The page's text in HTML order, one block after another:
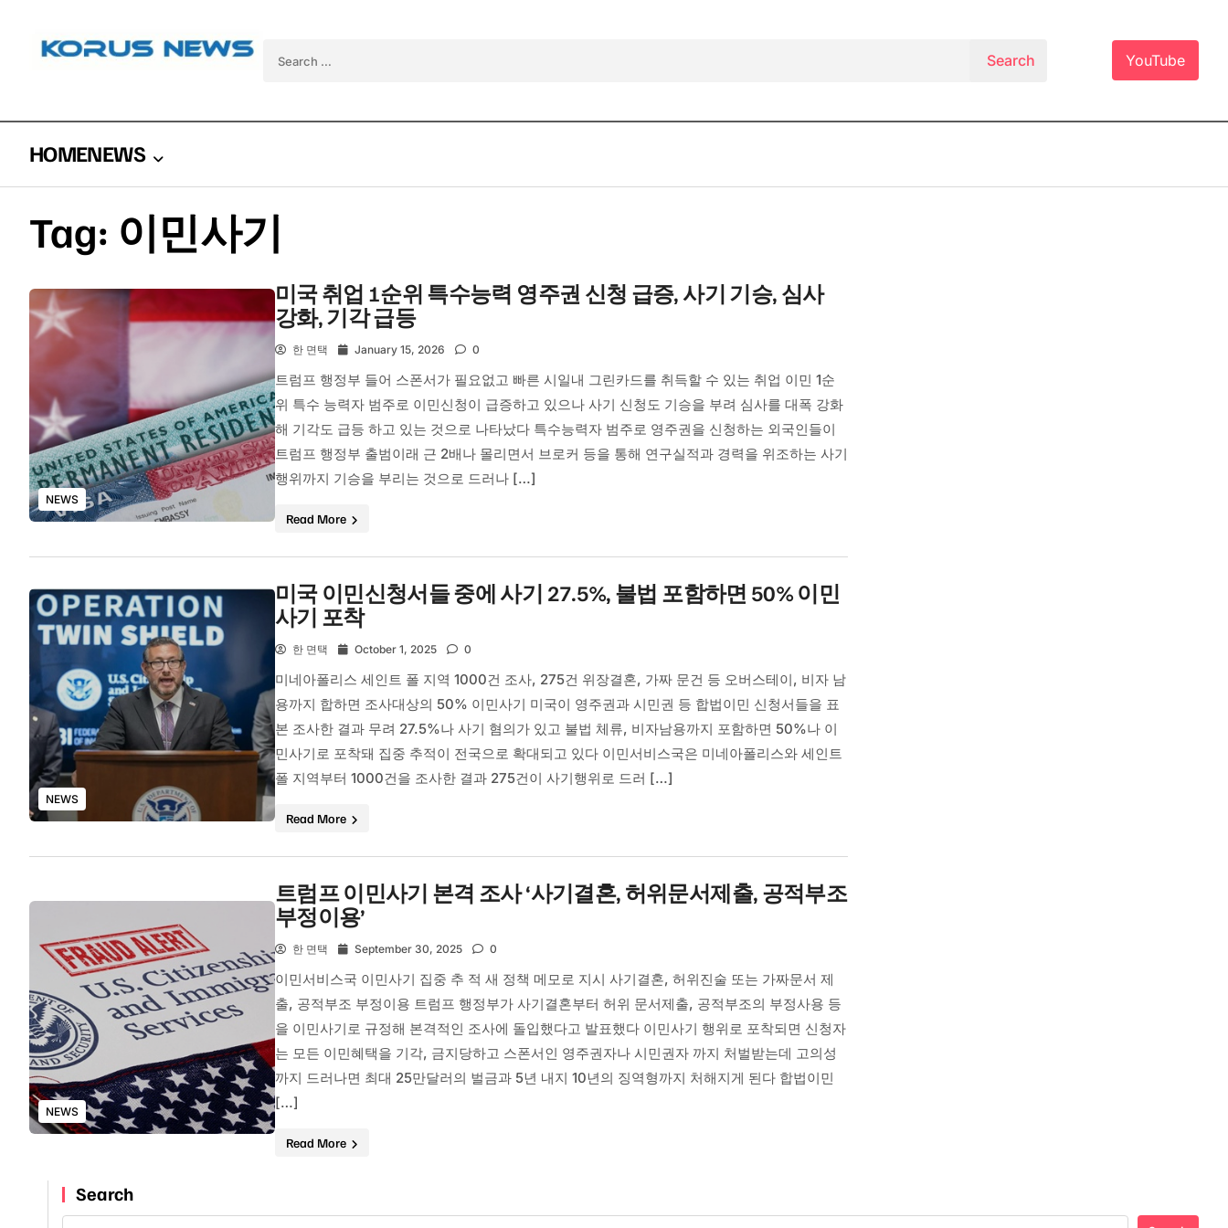
YouTube
HOMENEWS
Tag: 이민사기
NEWS
미국 취업 1순위 특수능력 영주권 신청 급증, 사기 기승, 심사
강화, 기각 급등
한 면택 January 15, 2026 0
트럼프 행정부 들어 스폰서가 필요없고 빠른 시일내 그린카드를 취득할 수 있는 취업 이민 1순
위 특수 능력자 범주로 이민신청이 급증하고 있으나 사기 신청도 기승을 부려 심사를 대폭 강화
해 기각도 급등 하고 있는 것으로 나타났다 특수능력자 범주로 영주권을 신청하는 외국인들이
트럼프 행정부 출범이래 근 2배나 몰리면서 브로커 등을 통해 연구실적과 경력을 위조하는 사기
행위까지 기승을 부리는 것으로 드러나 […]
Read More
NEWS
미국 이민신청서들 중에 사기 27.5%, 불법 포함하면 50% 이민
사기 포착
한 면택 October 1, 2025 0
미네아폴리스 세인트 폴 지역 1000건 조사, 275건 위장결혼, 가짜 문건 등 오버스테이, 비자 남
용까지 합하면 조사대상의 50% 이민사기 미국이 영주권과 시민권 등 합법이민 신청서들을 표
본 조사한 결과 무려 27.5%나 사기 혐의가 있고 불법 체류, 비자남용까지 포함하면 50%나 이
민사기로 포착돼 집중 추적이 전국으로 확대되고 있다 이민서비스국은 미네아폴리스와 세인트
폴 지역부터 1000건을 조사한 결과 275건이 사기행위로 드러 […]
Read More
NEWS
트럼프 이민사기 본격 조사 ‘사기결혼, 허위문서제출, 공적부조
부정이용’
한 면택 September 30, 2025 0
이민서비스국 이민사기 집중 추 적 새 정책 메모로 지시 사기결혼, 허위진술 또는 가짜문서 제
출, 공적부조 부정이용 트럼프 행정부가 사기결혼부터 허위 문서제출, 공적부조의 부정사용 등
을 이민사기로 규정해 본격적인 조사에 돌입했다고 발표했다 이민사기 행위로 포착되면 신청자
는 모든 이민혜택을 기각, 금지당하고 스폰서인 영주권자나 시민권자 까지 처벌받는데 고의성
까지 드러나면 최대 25만달러의 벌금과 5년 내지 10년의 징역형까지 처해지게 된다 합법이민
[…]
Read More
Search